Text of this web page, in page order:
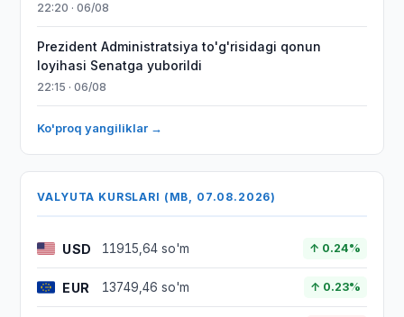
22:20 · 06/08
Prezident Administratsiya to'g'risidagi qonun
loyihasi Senatga yuborildi
22:15 · 06/08
Ko'proq yangiliklar →
VALYUTA KURSLARI (MB, 07.08.2026)
USD 11915,64 so'm ↑ 0.24%
EUR 13749,46 so'm ↑ 0.23%